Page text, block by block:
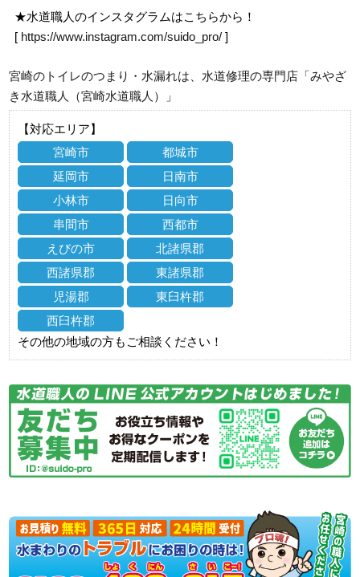
★水道職人のインスタグラムはこちらから！
[ https://www.instagram.com/suido_pro/ ]
宮崎のトイレのつまり・水漏れは、水道修理の専門店「みやざ
き水道職人（宮崎水道職人）」
【対応エリア】
宮崎市
都城市
延岡市
日南市
小林市
日向市
串間市
西都市
えびの市
北諸県郡
西諸県郡
東諸県郡
児湯郡
東臼杵郡
西臼杵郡
その他の地域の方もご相談ください！